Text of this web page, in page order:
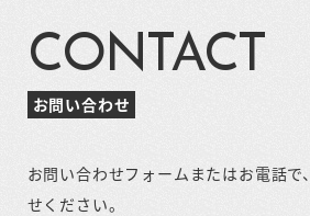
CONTACT
お問い合わせ
お問い合わせフォームまたはお電話で
せください。